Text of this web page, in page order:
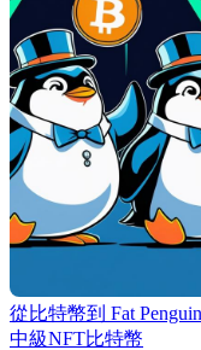
從比特幣到 Fat
中級NFT比特幣